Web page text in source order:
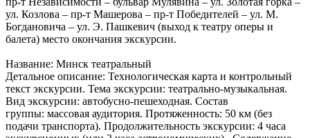
ул. Козлова – пр-т Машерова – пр-т Победителей – ул. М.
Богдановича – ул. Э. Пашкевич (выход к театру оперы и
балета) место окончания экскурсии.
Название: Минск театральный
Детальное описание: Технологическая карта и контрольный
текст экскурсии. Тема экскурсии: театрально-музыкальная.
Вид экскурсии: автобусно-пешеходная. Состав
группы: массовая аудитория. Протяженность: 50 км (без
подачи транспорта). Продолжительность экскурсии: 4 часа